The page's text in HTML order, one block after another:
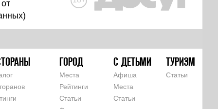
)
ГОРОД
Места
Рейтинги
Статьи
С ДЕТЬМИ
Афиша
Места
Статьи
ТУРИЗМ
Статьи